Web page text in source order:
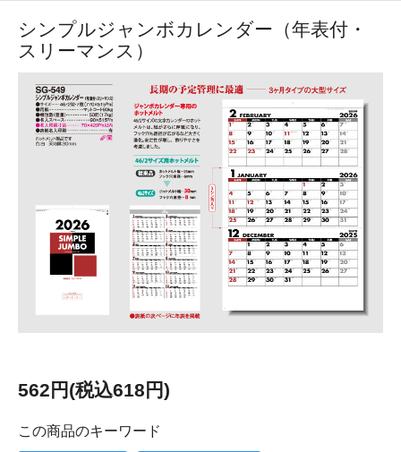
シンプルジャンボカレンダー（年表付・
スリーマンス）
562円(税込618円)
この商品のキーワード